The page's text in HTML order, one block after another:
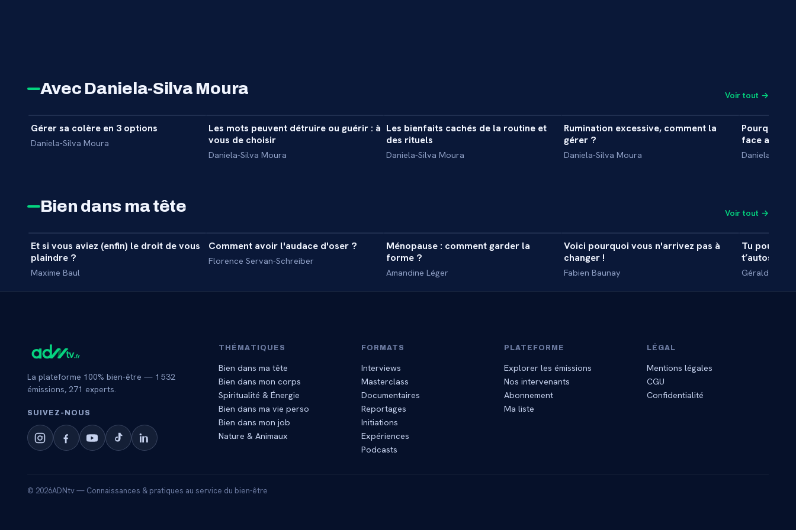
Avec Daniela-Silva Moura Voir tout →
INTERVIEW
Gérer sa colère en 3 options
Daniela-Silva Moura
INTERVIEW
Les mots peuvent détruire ou guérir : à
vous de choisir
Daniela-Silva Moura
INTERVIEW
Les bienfaits cachés de la routine et
des rituels
Daniela-Silva Moura
INTERVIEW
Rumination excessive, comment la
gérer ?
Daniela-Silva Moura
Pourquoi
face au
Daniela-Silva
Bien dans ma tête Voir tout →
MASTERCLASS
Et si vous aviez (enfin) le droit de vous
plaindre ?
Maxime Baul
MASTERCLASS
Comment avoir l'audace d'oser ?
Florence Servan-Schreiber
MASTERCLASS
Ménopause : comment garder la
forme ?
Amandine Léger
MASTERCLASS
Voici pourquoi vous n'arrivez pas à
changer !
Fabien Baunay
Tu
Géraldyne
La plateforme 100% bien-être — 1 532
émissions, 271 experts.
SUIVEZ‑NOUS
THÉMATIQUES
Bien dans ma tête
Bien dans mon corps
Spiritualité & Énergie
Bien dans ma vie perso
Bien dans mon job
Nature & Animaux
FORMATS
Interviews
Masterclass
Documentaires
Reportages
Initiations
Expériences
Podcasts
PLATEFORME
Explorer les émissions
Nos intervenants
Abonnement
Ma liste
LÉGAL
Mentions légales
CGU
Confidentialité
© 2026ADNtv — Connaissances & pratiques au service du bien-être